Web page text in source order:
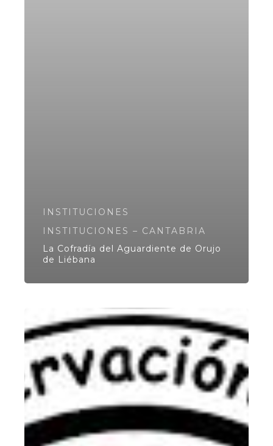
INSTITUCIONES
INSTITUCIONES – CANTABRIA
La Cofradía del Aguardiente de Orujo
de Liébana